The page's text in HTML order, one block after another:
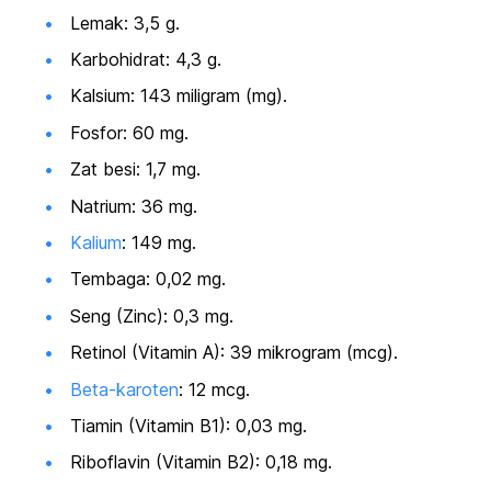
Lemak: 3,5 g.
Karbohidrat: 4,3 g.
Kalsium: 143 miligram (mg).
Fosfor: 60 mg.
Zat besi: 1,7 mg.
Natrium: 36 mg.
Kalium: 149 mg.
Tembaga: 0,02 mg.
Seng (Zinc): 0,3 mg.
Retinol (Vitamin A): 39 mikrogram (mcg).
Beta-karoten: 12 mcg.
Tiamin (Vitamin B1): 0,03 mg.
Riboflavin (Vitamin B2): 0,18 mg.